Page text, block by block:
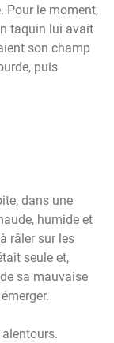
Pour le moment,
taquin lui avait
son champ
puis
dans une
humide et
râler sur les
seule et,
sa mauvaise